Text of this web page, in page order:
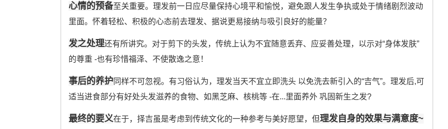
心情的预备至关重要。理发前一日应尽量保持心境平和愉悦，避免跟人发生争执或处于情绪剧烈波动
里面。怀着轻松、积极的心态前去理发、据说更易接纳与吸引良好的能量？
发之处理还有所讲究。对于剪下的头发，传统上认为不宜随意丢弃、应妥善处理，以示对“身体发肤”
的尊重 -也有珍惜福泽、不使散逸之意！
事后的养护同样不可忽视。有习俗认为，理发当天不宜立即洗头 以免洗去新引入的“吉气”。理发后,可
适当进食部分有好处头发滋养的食物、如黑芝麻、核桃等 -在...里面养外 巩固新生之发?
最终的要义在于，择吉虽是考虑到传统文化的一种参考与美好愿望，但理发自身的效果与满意度~